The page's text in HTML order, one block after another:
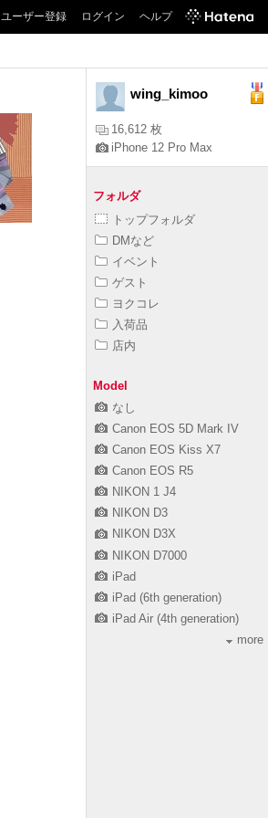
ユーザー登録 ログイン ヘルプ
wing_kimoo
16,612 枚
iPhone 12 Pro Max
フォルダ
トップフォルダ
DMなど
イベント
ゲスト
ヨクコレ
入荷品
店内
Model
なし
Canon EOS 5D Mark IV
Canon EOS Kiss X7
Canon EOS R5
NIKON 1 J4
NIKON D3
NIKON D3X
NIKON D7000
iPad
iPad (6th generation)
iPad Air (4th generation)
more